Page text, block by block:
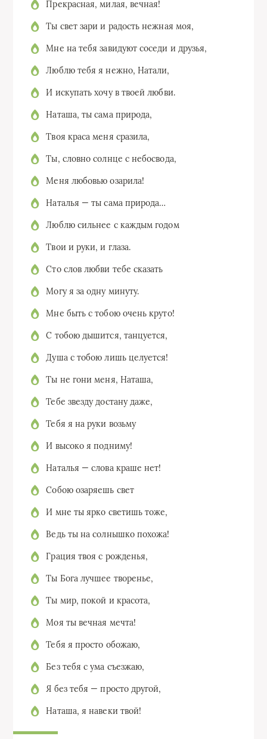
Прекрасная, милая, вечная!
Ты свет зари и радость нежная моя,
Мне на тебя завидуют соседи и друзья,
Люблю тебя я нежно, Натали,
И искупать хочу в твоей любви.
Наташа, ты сама природа,
Твоя краса меня сразила,
Ты, словно солнце с небосвода,
Меня любовью озарила!
Наталья — ты сама природа…
Люблю сильнее с каждым годом
Твои и руки, и глаза.
Сто слов любви тебе сказать
Могу я за одну минуту.
Мне быть с тобою очень круто!
С тобою дышится, танцуется,
Душа с тобою лишь целуется!
Ты не гони меня, Наташа,
Тебе звезду достану даже,
Тебя я на руки возьму
И высоко я подниму!
Наталья — слова краше нет!
Собою озаряешь свет
И мне ты ярко светишь тоже,
Ведь ты на солнышко похожа!
Грация твоя с рожденья,
Ты Бога лучшее творенье,
Ты мир, покой и красота,
Моя ты вечная мечта!
Тебя я просто обожаю,
Без тебя с ума съезжаю,
Я без тебя — просто другой,
Наташа, я навеки твой!